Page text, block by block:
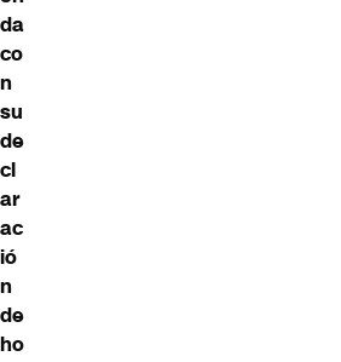
da
co
n
su
de
cl
ar
ac
ió
n
de
ho